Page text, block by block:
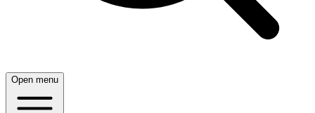
Open menu